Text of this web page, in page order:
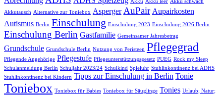
Akkutausch Alternative zur Toniebox Asperger AuPair Aupairkosten
Autismus Berlin Einschulung Einschulung 2023 Einschulung 2026 Berlin
Einschulung Berlin Gastfamilie Gemeinsamer Jahresbetrag
Grundschule Grundschule Berlin Nutzung von Peristeen Pflegegrad
Pflegende Angehörige Pflegestufe Pflegeunterstützungsgesetz PUEG Rock my Sleep
Schulanmeldung Berlin Schuljahr 2023/24 Schulkind Spieluhr Stuhlinkontinenz bei ADHS
Stuhlinkontinenz bei Kindern Tipps zur Einschulung in Berlin Tonie
Toniebox Toniebox für Babies Toniebox für Säuglinge Tonies Urlaub; Natur;